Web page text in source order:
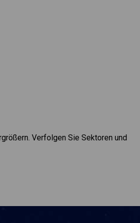
Verfolgen Sie Sektoren und